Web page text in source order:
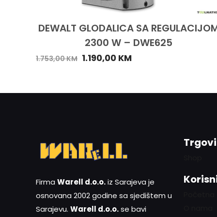
DEWALT GLODALICA SA
2300 W – DWE625
1.753,00KM 1.190,00 KM
Firma Warell d.o.o.iz Sarajeva je
osnovana 2002 godine sa sjedištem u
Sarajevu. Warell d.o.o.se bavi